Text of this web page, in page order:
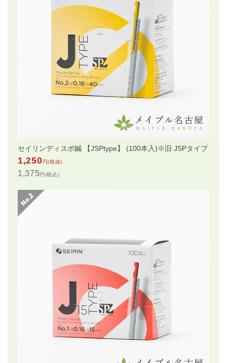
セイリンディスポ鍼 【JSPtype】 (100本入)※旧 JSPタイプ
1,250円(税抜)
1,375円(税込)